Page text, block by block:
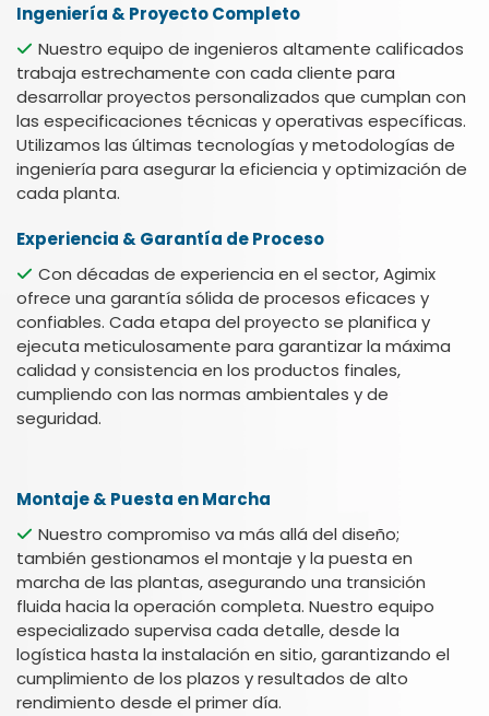
Ingeniería & Proyecto Completo
Nuestro equipo de ingenieros altamente calificados
trabaja estrechamente con cada cliente para
desarrollar proyectos personalizados que cumplan con
las especificaciones técnicas y operativas específicas.
Utilizamos las últimas tecnologías y metodologías de
ingeniería para asegurar la eficiencia y optimización de
cada planta.
Experiencia & Garantía de Proceso
Con décadas de experiencia en el sector, Agimix
ofrece una garantía sólida de procesos eficaces y
confiables. Cada etapa del proyecto se planifica y
ejecuta meticulosamente para garantizar la máxima
calidad y consistencia en los productos finales,
cumpliendo con las normas ambientales y de
seguridad.
Montaje & Puesta en Marcha
Nuestro compromiso va más allá del diseño;
también gestionamos el montaje y la puesta en
marcha de las plantas, asegurando una transición
fluida hacia la operación completa. Nuestro equipo
especializado supervisa cada detalle, desde la
logística hasta la instalación en sitio, garantizando el
cumplimiento de los plazos y resultados de alto
rendimiento desde el primer día.